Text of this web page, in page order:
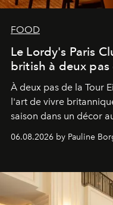
FOOD
Le Lordy's Paris
british à deux pas
À deux pas de la Tour
l'art de vivre
saison dans un décor
06.08.2026 by Pauline